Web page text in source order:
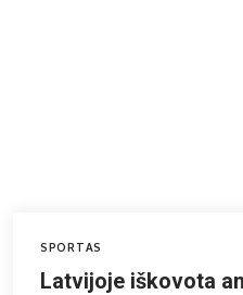
SPORTAS
Latvijoje iškovota